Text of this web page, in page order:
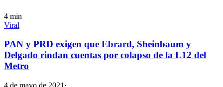
4 min
Viral
PAN y PRD exigen que Ebrard, Sheinbaum y
Delgado rindan cuentas por colapso de la L12 del
Metro